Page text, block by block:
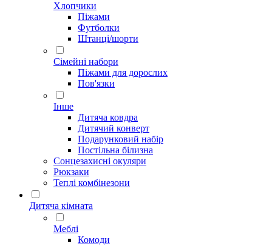
Хлопчики
Піжами
Футболки
Штанці/шорти
Сімейні набори
Піжами для дорослих
Пов'язки
Інше
Дитяча ковдра
Дитячий конверт
Подарунковий набір
Постільна білизна
Сонцезахисні окуляри
Рюкзаки
Теплі комбінезони
Дитяча кімната
Меблі
Комоди